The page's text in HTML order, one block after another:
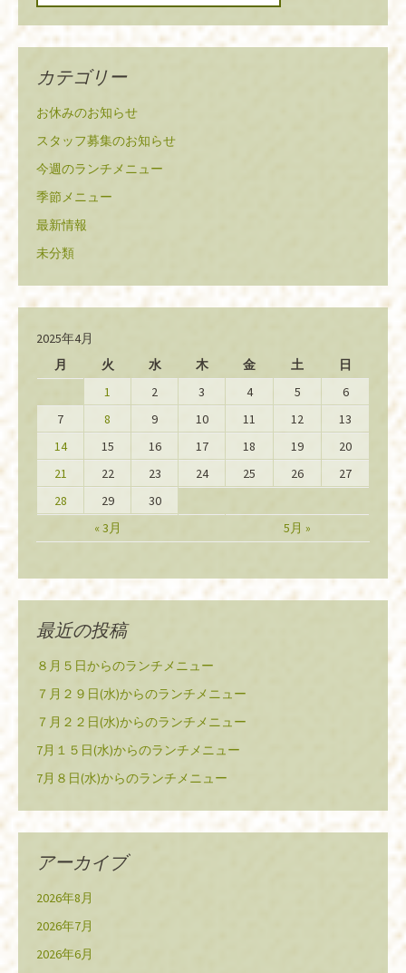
カテゴリー
お休みのお知らせ
スタッフ募集のお知らせ
今週のランチメニュー
季節メニュー
最新情報
未分類
2025年4月
月
火 水 木 金 土 日
« 3月 5月 »
1 2 3 4 5
6
7
8 9 10 11 12
13
14
15 16 17 18 19
20
21
22 23 24 25 26
27
28
29 30
最近の投稿
８月５日からのランチメニュー
７月２９日(水)からのランチメニュー
７月２２日(水)からのランチメニュー
7月１５日(水)からのランチメニュー
7月８日(水)からのランチメニュー
アーカイブ
2026年8月
2026年7月
2026年6月